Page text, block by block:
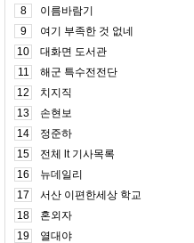
8
이름바람기
9
여기 부족한 것 없네
10
대화면 도서관
11
해군 특수전전단
12
치지직
13
손현보
14
정준하
15
전체 lt 기사목록
16
뉴데일리
17
서산 이편한세상 학교
18
혼외자
19
열대야